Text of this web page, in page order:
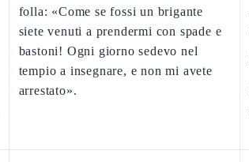
folla: «Come se fossi un brigante
siete venuti a prendermi con spade e
bastoni! Ogni giorno sedevo nel
tempio a insegnare, e non mi avete
arrestato».